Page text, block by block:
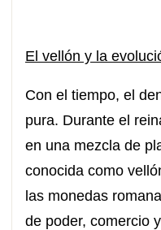
El vellón y la
Con el tiempo, el
pura. Durante el
en una mezcla de
conocida como
las monedas
de poder, comercio